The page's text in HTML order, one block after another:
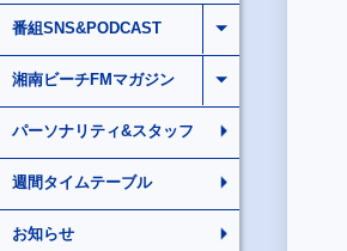
番組SNS&PODCAST
湘南ビーチFMマガジン
パーソナリティ&スタッフ
週間タイムテーブル
お知らせ